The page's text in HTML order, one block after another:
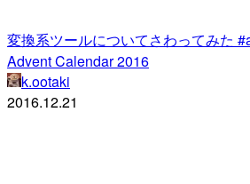
変換系ツールについてさわってみた
Advent Calendar 2016
k.ootaki
2016.12.21